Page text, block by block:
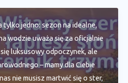
tylko jedno: sezon na idealne,
wodzie uważa się za oficjalnie
luksusowy odpoczynek, ale
– mamy dla Ciebie
nie musisz martwić się o ster,